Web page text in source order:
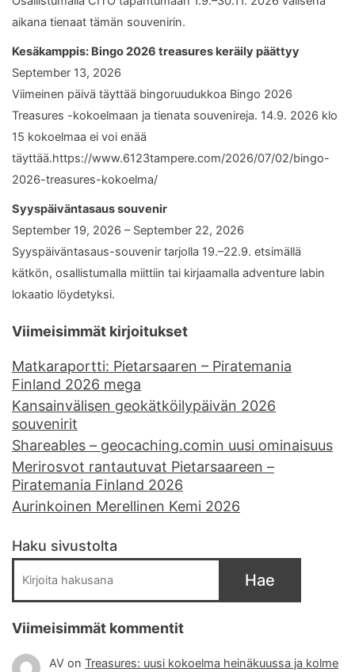
aikana tienaat tämän souvenirin.
Kesäkamppis: Bingo 2026 treasures keräily päättyy
September 13, 2026
Viimeinen päivä täyttää bingoruudukkoa Bingo 2026
Treasures -kokoelmaan ja tienata souvenireja. 14.9. 2026 klo
15 kokoelmaa ei voi enää
täyttää.https://www.6123tampere.com/2026/07/02/bingo-
2026-treasures-kokoelma/
Syyspäiväntasaus souvenir
September 19, 2026 – September 22, 2026
Syyspäiväntasaus-souvenir tarjolla 19.–22.9. etsimällä
kätkön, osallistumalla miittiin tai kirjaamalla adventure labin
lokaatio löydetyksi.
Viimeisimmät kirjoitukset
Matkaraportti: Pietarsaaren – Piratemania
Finland 2026 mega
Kansainvälisen geokätköilypäivän 2026
souvenirit
Shareables – geocaching.comin uusi ominaisuus
Merirosvot rantautuvat Pietarsaareen –
Piratemania Finland 2026
Aurinkoinen Merellinen Kemi 2026
Haku sivustolta
Hae
Viimeisimmät kommentit
AV onTreasures: uusi kokoelma heinäkuussa ja kolme